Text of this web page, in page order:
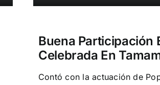
Buena Participación
Celebrada En
Contó con la actuación de